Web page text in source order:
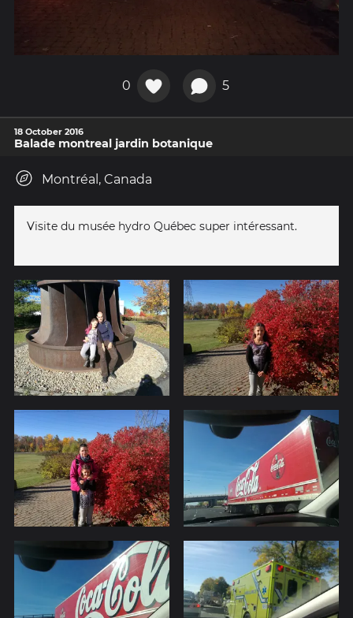
0 5
18 October 2016
Balade montreal jardin botanique
Montréal, Canada
Visite du musée hydro Québec super intéressant.